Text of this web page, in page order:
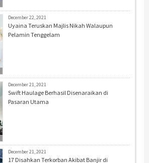
December 22, 2021
Uyaina Teruskan Majlis Nikah Walaupun
Pelamin Tenggelam
December 21, 2021
Swift Haulage Berhasil Disenaraikan di
Pasaran Utama
December 21, 2021
17 Disahkan Terkorban Akibat Banjir di